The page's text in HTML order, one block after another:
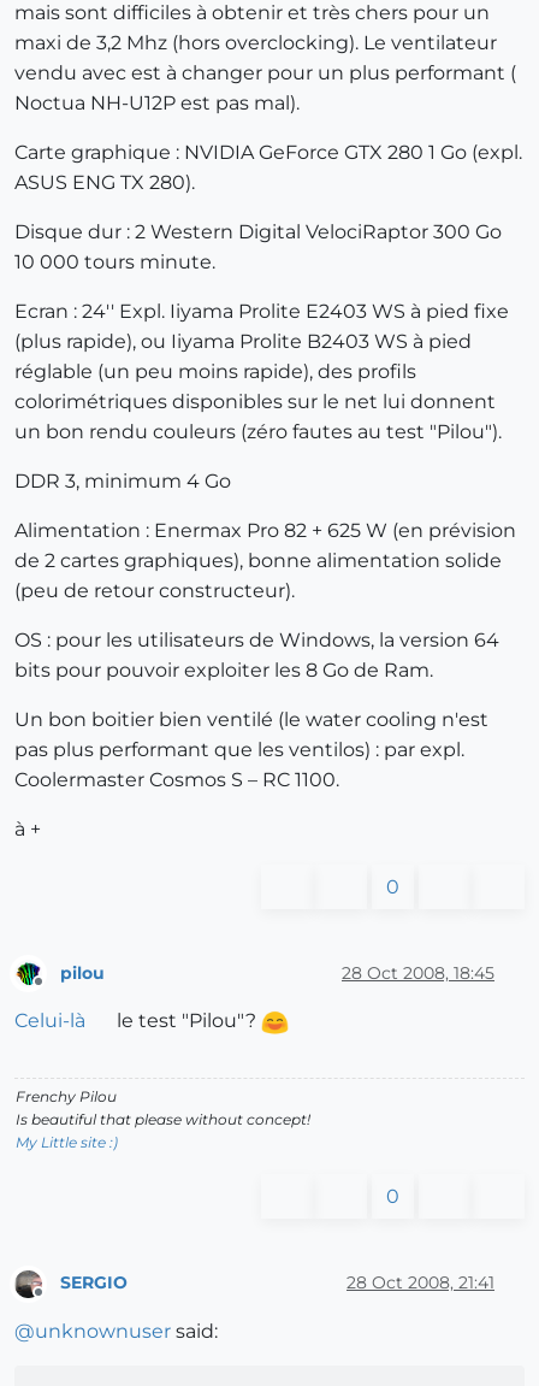
mais sont difficiles à obtenir et très chers pour un
maxi de 3,2 Mhz (hors overclocking). Le ventilateur
vendu avec est à changer pour un plus performant (
Noctua NH-U12P est pas mal).
Carte graphique : NVIDIA GeForce GTX 280 1 Go (expl.
ASUS ENG TX 280).
Disque dur : 2 Western Digital VelociRaptor 300 Go
10 000 tours minute.
Ecran : 24'' Expl. Iiyama Prolite E2403 WS à pied fixe
(plus rapide), ou Iiyama Prolite B2403 WS à pied
réglable (un peu moins rapide), des profils
colorimétriques disponibles sur le net lui donnent
un bon rendu couleurs (zéro fautes au test "Pilou").
DDR 3, minimum 4 Go
Alimentation : Enermax Pro 82 + 625 W (en prévision
de 2 cartes graphiques), bonne alimentation solide
(peu de retour constructeur).
OS : pour les utilisateurs de Windows, la version 64
bits pour pouvoir exploiter les 8 Go de Ram.
Un bon boitier bien ventilé (le water cooling n'est
pas plus performant que les ventilos) : par expl.
Coolermaster Cosmos S – RC 1100.
à +
0
pilou 28 Oct 2008, 18:45
Celui-là le test "Pilou"?
Frenchy Pilou
Is beautiful that please without concept!
My Little site :)
0
Offline
SERGIO 28 Oct 2008, 21:41
@unknownuser said: